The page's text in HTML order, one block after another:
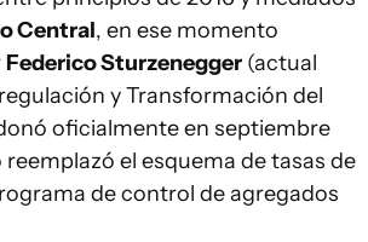
Central, en ese momento
Federico Sturzenegger (actual
y Transformación del
oficialmente en septiembre
reemplazó el esquema de tasas de
de control de agregados